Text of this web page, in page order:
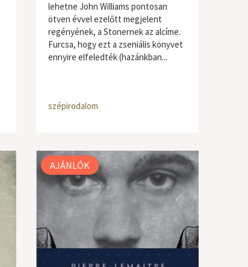
lehetne John Williams pontosan
ötven évvel ezelőtt megjelent
regényének, a Stonernek az alcíme.
Furcsa, hogy ezt a zseniális könyvet
ennyire elfeledték (hazánkban...
szépirodalom
AJÁNLÓK